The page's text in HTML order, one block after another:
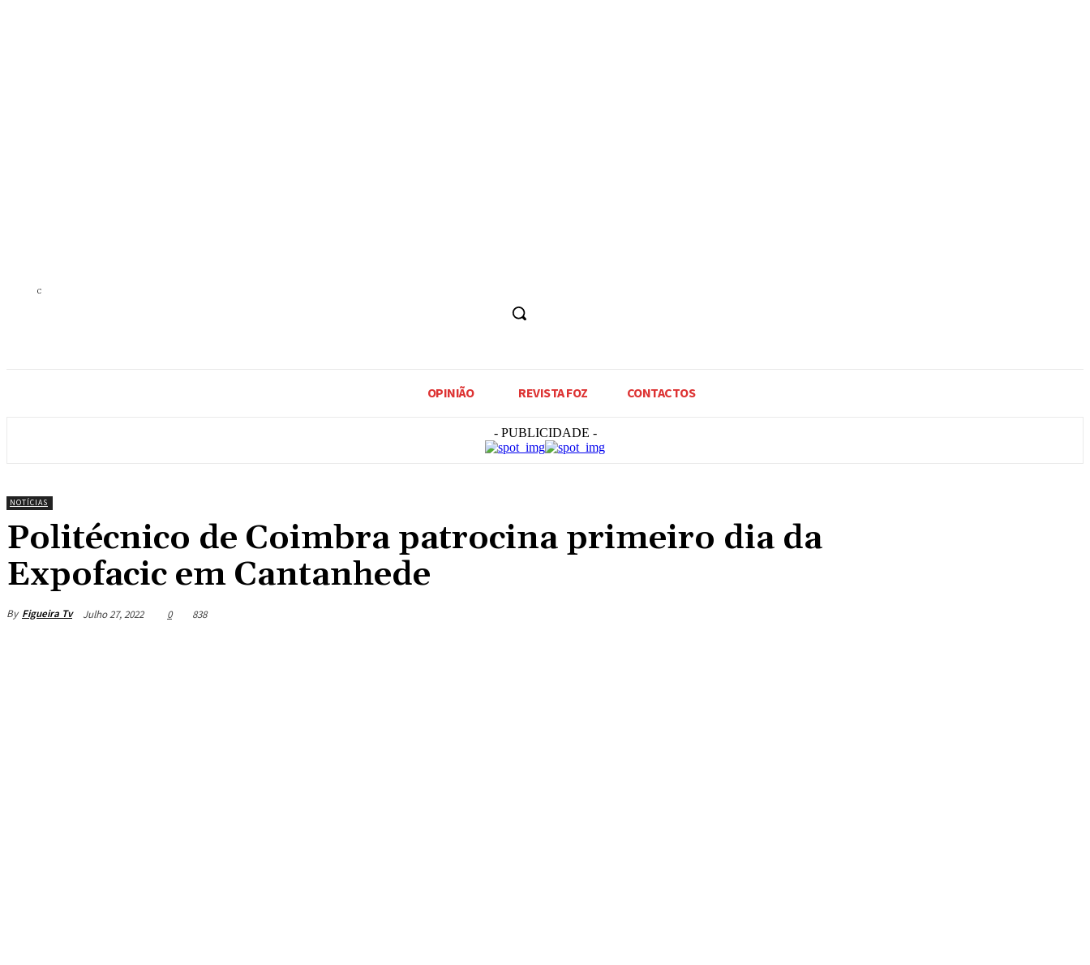
C
OPINIÃO REVISTA FOZ CONTACTOS
- PUBLICIDADE -
NOTÍCIAS
Politécnico de Coimbra patrocina primeiro dia da
Expofacic em Cantanhede
By Figueira Tv Julho 27, 2022 0 838